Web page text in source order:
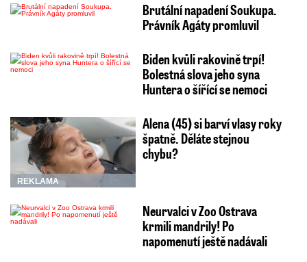
Brutální napadení Soukupa.
Právník Agáty promluvil
Biden kvůli rakovině trpí!
Bolestná slova jeho syna
Huntera o šířící se nemoci
REKLAMA
Alena (45) si barví vlasy roky
špatně. Děláte stejnou
chybu?
Neurvalci v Zoo Ostrava
krmili mandrily! Po
napomenutí ještě nadávali